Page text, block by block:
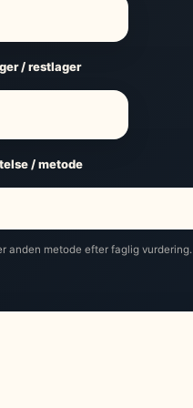
/ restlager
/ metode
anden metode efter faglig vurdering.